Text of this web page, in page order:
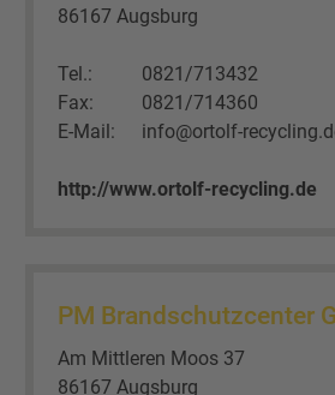
86167 Augsburg
Tel.:
0821/713432
Fax:
0821/714360
E-Mail:
info@ortolf-
http://www.ortolf-recycling.de
PM Brandschutzcenter
Am Mittleren Moos 37
86167 Augsburg